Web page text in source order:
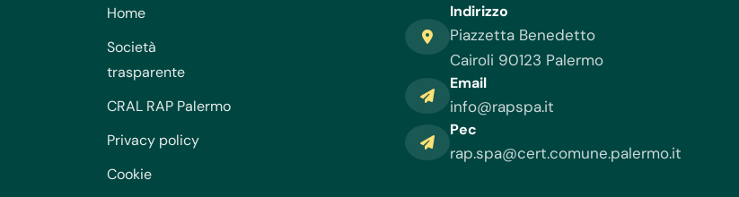
Home
Società
trasparente
CRAL RAP Palermo
Privacy policy
Cookie
Indirizzo
Piazzetta Benedetto
Cairoli 90123 Palermo
Email
info@rapspa.it
Pec
rap.spa@cert.comune.palermo.it